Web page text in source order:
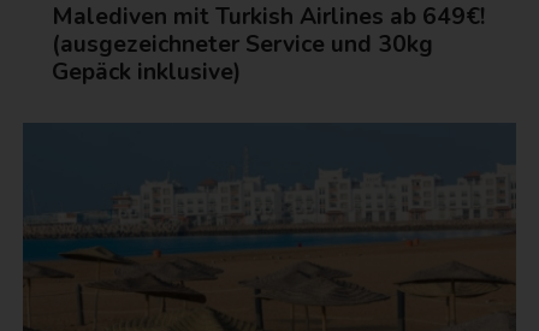
Malediven mit Turkish Airlines ab 649€!
(ausgezeichneter Service und 30kg
Gepäck inklusive)